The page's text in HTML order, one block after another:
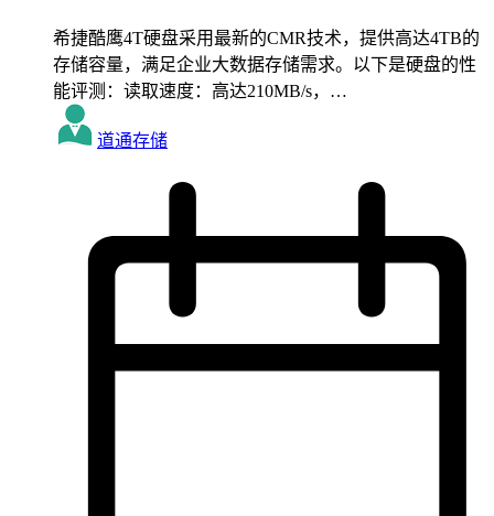
希捷酷鹰4T硬盘采用最新的CMR技术，提供高达4TB的
存储容量，满足企业大数据存储需求。以下是硬盘的性
能评测：读取速度：高达210MB/s，…
道通存储